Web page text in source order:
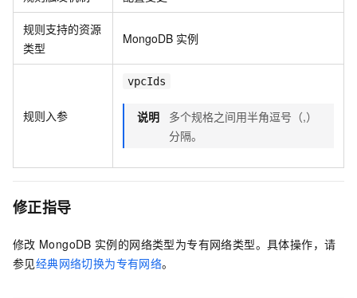
规则支持的资源
类型
MongoDB 实例
规则入参
vpcIds
说明
多个规格之间用半角逗号（,）
分隔。
修正指导
修改 MongoDB 实例的网络类型为专有网络类型。具体操作，请
参见经典网络切换为专有网络。